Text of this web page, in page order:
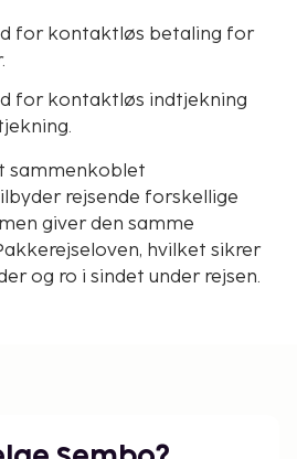
for kontaktløs betaling for
for kontaktløs indtjekning
sammenkoblet
rejsende forskellige
giver den samme
hvilket sikrer
og ro i sindet under rejsen.